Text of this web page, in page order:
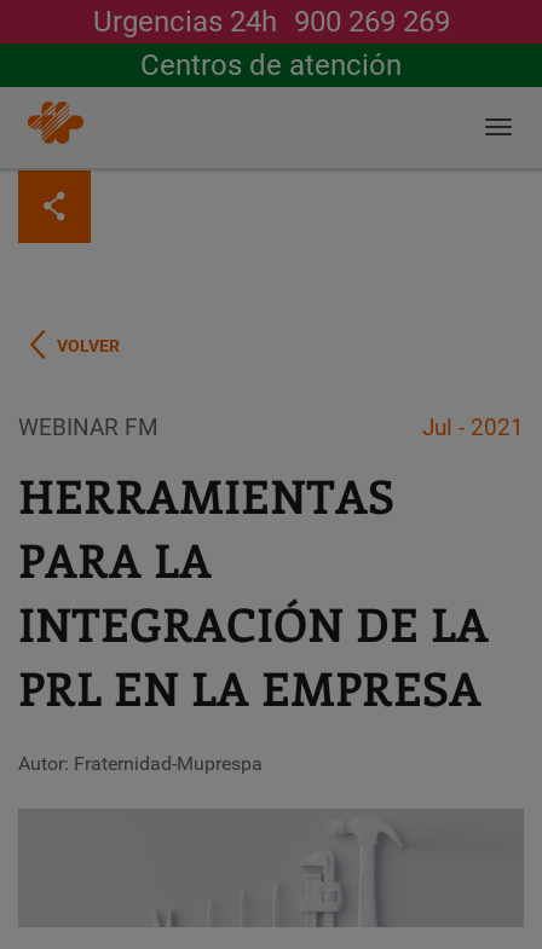
contenido
principal
Urgencias 24h 900 269 269
Centros de atención
Buscar
VOLVER
WEBINAR FM Jul - 2021
HERRAMIENTAS
PARA LA
INTEGRACIÓN DE LA
PRL EN LA EMPRESA
Autor: Fraternidad-Muprespa